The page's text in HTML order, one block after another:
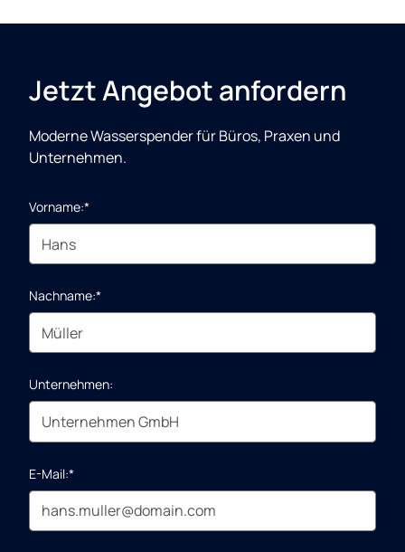
Jetzt Angebot anfordern
Moderne Wasserspender für Büros, Praxen und
Unternehmen.
Vorname:*
Nachname:*
Unternehmen:
E-Mail:*